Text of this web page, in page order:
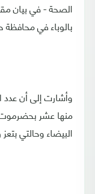
الصحة - في بيان
بالوباء في
منها عشر
البيضاء وحالتي